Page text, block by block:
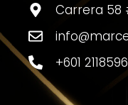
Carrera 58
+601 2118596